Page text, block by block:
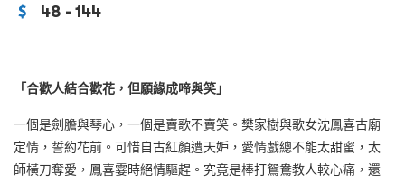
48 - 144
「合歡人結合歡花，但願緣成啼與笑」
一個是劍膽與琴心，一個是賣歌不賣笑。樊家樹與歌女沈鳳喜古廟
定情，誓約花前。可惜自古紅顏遭天妒，愛情戲總不能太甜蜜，太
師橫刀奪愛，鳳喜霎時絕情驅趕。究竟是棒打鴛鴦教人較心痛，還